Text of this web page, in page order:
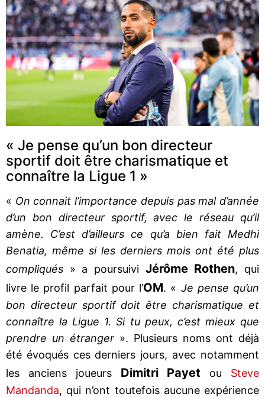
« Je pense qu’un bon directeur
sportif doit être charismatique et
connaître la Ligue 1 »
« On connait l’importance depuis pas mal d’année
d’un bon directeur sportif, avec le réseau qu’il
amène. C’est d’ailleurs ce qu’a bien fait Medhi
Benatia, même si les derniers mois ont été plus
compliqués » a poursuivi Jérôme Rothen, qui
livre le profil parfait pour l’OM. « Je pense qu’un
bon directeur sportif doit être charismatique et
connaître la Ligue 1. Si tu peux, c’est mieux que
prendre un étranger ». Plusieurs noms ont déjà
été évoqués ces derniers jours, avec notamment
les anciens joueurs Dimitri Payet ou Steve
Mandanda, qui n’ont toutefois aucune expérience